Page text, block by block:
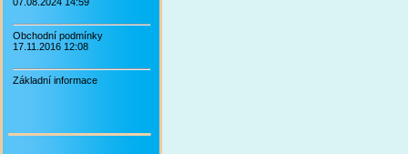
Obchodní podmínky
17.11.2016 12:08
Základní informace